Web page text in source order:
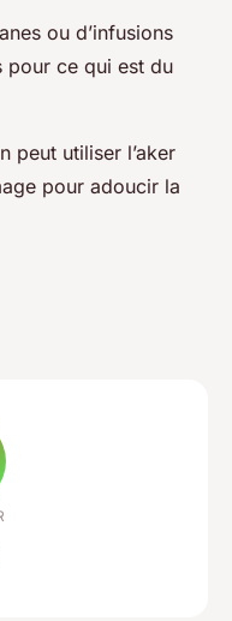
ou d’infusions
pour ce qui est du
peut utiliser l’aker
pour adoucir la